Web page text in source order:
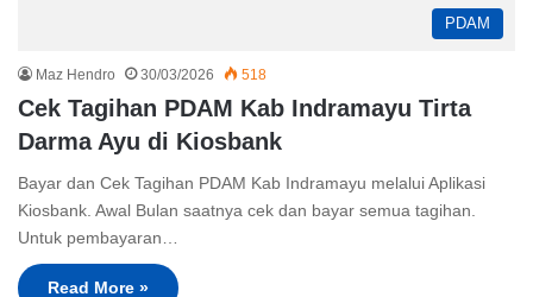
PDAM
Maz Hendro 30/03/2026 518
Cek Tagihan PDAM Kab Indramayu Tirta
Darma Ayu di Kiosbank
Bayar dan Cek Tagihan PDAM Kab Indramayu melalui Aplikasi
Kiosbank. Awal Bulan saatnya cek dan bayar semua tagihan.
Untuk pembayaran…
Read More »